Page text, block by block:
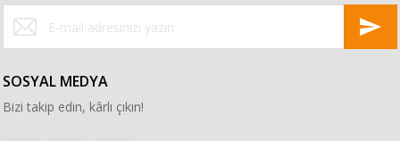
SOSYAL MEDYA
Bizi takip edin, kârlı çıkın!